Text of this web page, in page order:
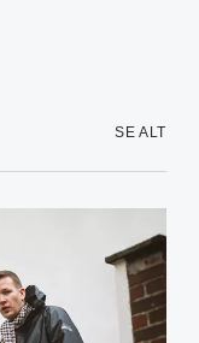
SE ALT